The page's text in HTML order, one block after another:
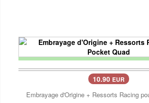
10.90 EUR
Embrayage d'Origine + Ressorts Racing